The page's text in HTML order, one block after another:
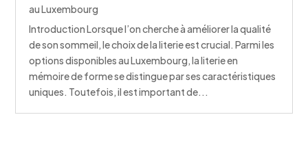
au Luxembourg
Introduction Lorsque l’on cherche à améliorer la qualité
de son sommeil, le choix de la literie est crucial. Parmi les
options disponibles au Luxembourg, la literie en
mémoire de forme se distingue par ses caractéristiques
uniques. Toutefois, il est important de...